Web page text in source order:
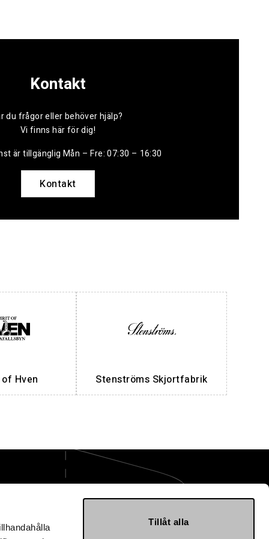
Tillåt alla
Kontakt
du frågor eller behöver hjälp?
Vi finns här för dig!
är tillgänglig Mån – Fre: 07:30 – 16:30
Kontakt
Hven Stenströms Skjortfabrik